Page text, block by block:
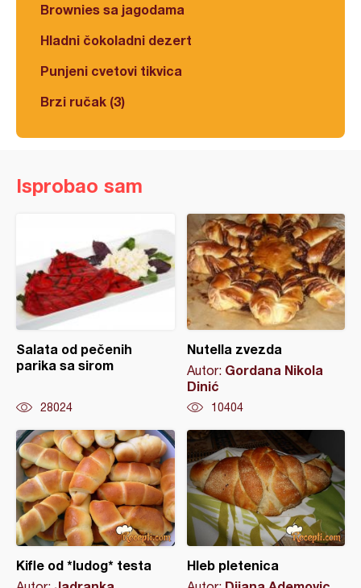
Brownies sa jagodama
Hladni čokoladni dezert
Punjeni cvetovi tikvica
Brzi ručak (3)
Isprobao sam
Salata od pečenih
parika sa sirom
28024
Nutella zvezda
Autor: Gordana Nikola
Dinić
10404
Kifle od *ludog* testa Hleb pletenica